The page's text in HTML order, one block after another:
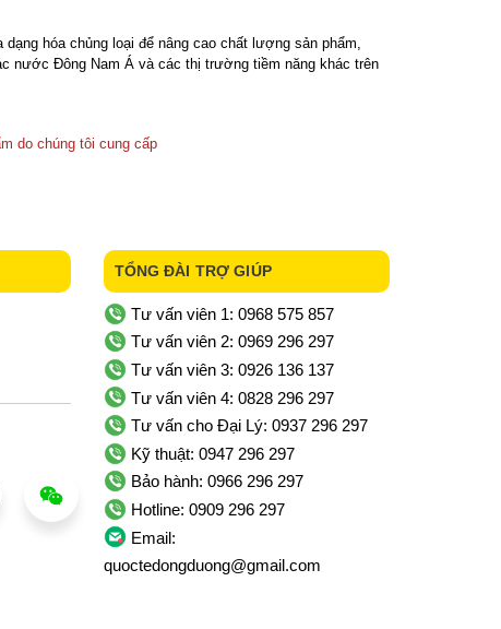
hóa chủng loại để nâng cao chất lượng sản phẩm,
nước Đông Nam Á và các thị trường tiềm năng khác trên
do chúng tôi cung cấp
TỔNG ĐÀI TRỢ GIÚP
Tư vấn viên 1: 0968 575 857
Tư vấn viên 2: 0969 296 297
Tư vấn viên 3: 0926 136 137
Tư vấn viên 4: 0828 296 297
Tư vấn cho Đại Lý: 0937 296 297
Kỹ thuật: 0947 296 297
Bảo hành: 0966 296 297
Hotline: 0909 296 297
Email:
quoctedongduong@gmail.com